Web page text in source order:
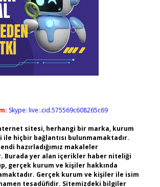
Skype: live:.cid.575569c608265c69
sitesi, herhangi bir marka, kurum
ile hiçbir bağlantısı bulunmamaktadır.
hazırladığımız makaleler
Burada yer alan içerikler haber niteliği
gerçek kurum ve kişiler hakkında
Gerçek kurum ve kişiler ile isim
tesadüfidir. Sitemizdeki bilgiler